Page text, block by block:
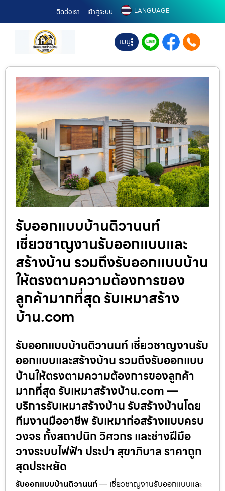
ติดต่อเรา เข้าสู่ระบบ LANGUAGE
เมนู
รับออกแบบบ้านติวานนท์
เชี่ยวชาญงานรับออกแบบและ
สร้างบ้าน รวมถึงรับออกแบบบ้าน
ให้ตรงตามความต้องการของ
ลูกค้ามากที่สุด รับเหมาสร้าง
บ้าน.com
รับออกแบบบ้านติวานนท์ เชี่ยวชาญงานรับ
ออกแบบและสร้างบ้าน รวมถึงรับออกแบบ
บ้านให้ตรงตามความต้องการของลูกค้า
มากที่สุด รับเหมาสร้างบ้าน.com —
บริการรับเหมาสร้างบ้าน รับสร้างบ้านโดย
ทีมงานมืออาชีพ รับเหมาก่อสร้างแบบครบ
วงจร ทั้งสถาปนิก วิศวกร และช่างฝีมือ
วางระบบไฟฟ้า ประปา สุขาภิบาล ราคาถูก
สุดประหยัด
รับออกแบบบ้านติวานนท์— เชี่ยวชาญงานรับออกแบบและ